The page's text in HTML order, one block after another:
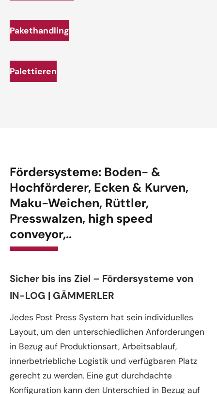
Pakethandling
Palettieren
Fördersysteme: Boden- &
Hochförderer, Ecken & Kurven,
Maku-Weichen, Rüttler,
Presswalzen, high speed
conveyor,..
Sicher bis ins Ziel – Fördersysteme von
IN-LOG | GÄMMERLER
Jedes Post Press System hat sein individuelles
Layout, um den unterschiedlichen Anforderungen
in Bezug auf Produktionsart, Arbeitsablauf,
innerbetriebliche Logistik und verfügbaren Platz
gerecht zu werden. Eine gut durchdachte
Konfiguration kann den Unterschied in Bezug auf